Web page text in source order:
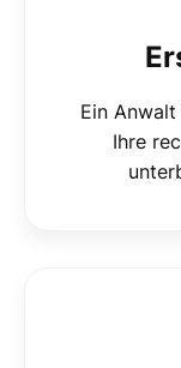
Ein
Ihre